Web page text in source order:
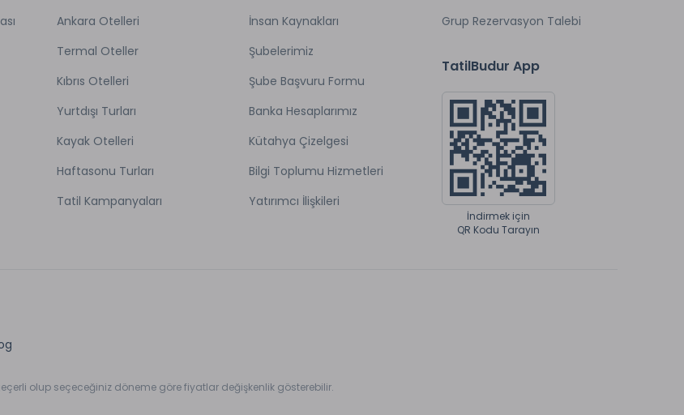
Ankara Otelleri
Termal Oteller
Kıbrıs Otelleri
Yurtdışı Turları
Kayak Otelleri
Haftasonu Turları
Tatil Kampanyaları
İnsan Kaynakları
Şubelerimiz
Şube Başvuru Formu
Banka Hesaplarımız
Kütahya Çizelgesi
Bilgi Toplumu Hizmetleri
Yatırımcı İlişkileri
Grup Rezervasyon Talebi
TatilBudur App
İndirmek için
QR Kodu Tarayın
olup seçeceğiniz döneme göre fiyatlar değişkenlik gösterebilir.